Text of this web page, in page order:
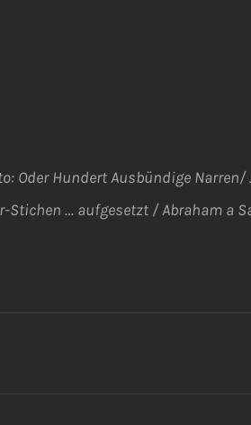
Oder Hundert Ausbündige
… aufgesetzt / Abraham a